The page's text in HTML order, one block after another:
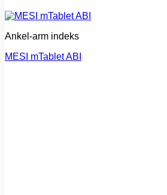
Ankel-arm indeks
MESI mTablet ABI